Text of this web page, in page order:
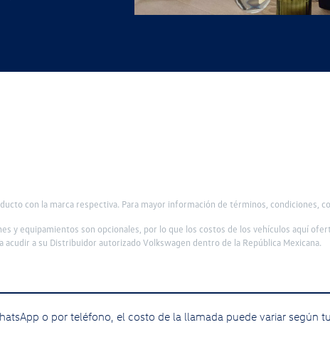
con la marca respectiva. Para mayor información de términos,
y equipamientos son opcionales, por lo que los costos de los vehículos aquí
a su Distribuidor autorizado Volkswagen dentro de la República Mexicana.
o por teléfono, el costo de la llamada puede variar según